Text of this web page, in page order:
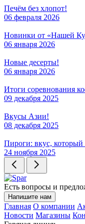
Печём без хлопот!
06 февраля 2026
Новинки от «Нашей
06 января 2026
Новые десерты!
06 января 2026
Итоги соревнования
09 декабря 2025
Вкусы Азии!
08 декабря 2025
Пироги: вкус,
24 ноября 2025
Есть вопросы и
Напишите нам
Главная О компании
Новости Магазины